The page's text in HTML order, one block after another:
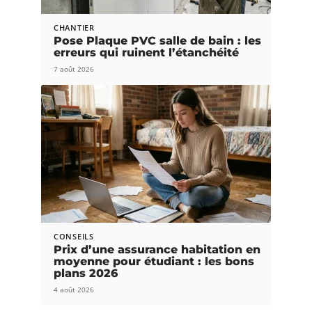
CHANTIER
Pose Plaque PVC salle de bain : les
erreurs qui ruinent l’étanchéité
7 août 2026
CONSEILS
Prix d’une assurance habitation en
moyenne pour étudiant : les bons
plans 2026
4 août 2026